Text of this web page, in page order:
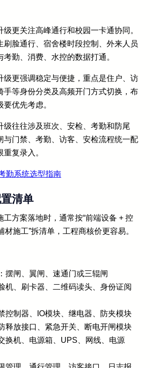
更关注高峰通行和校园一卡通协同。
刷脸通行、宿舍楼时段控制、外来人员
勤、消费、水控的数据打通。
级更强调稳定与便捷，重点是住户、访
手等身份分类及高频开门方式切换，布
优先考虑。
级往往涉及班次、安检、考勤和防尾
与门禁、考勤、访客、安检流程统一配
复录入。
勤系统选型指南
清单
工方案落地时，通常按“前端设备 + 控
材施工”拆清单，工程商核价更容易。
摆闸、翼闸、速通门或三辊闸
机、刷卡器、二维码读头、身份证阅
控制器、IO模块、继电器、防夹模块
释放接口、紧急开关、断电开闸模块
换机、电源箱、UPS、网线、电源